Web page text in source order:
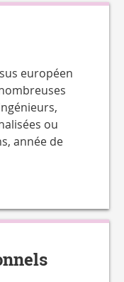
européen
ou
année de